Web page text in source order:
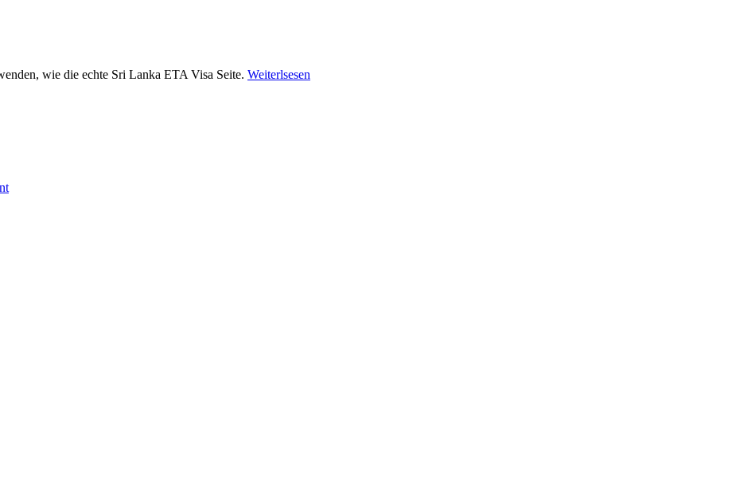
wie die echte Sri Lanka ETA Visa Seite. Weiterlsesen